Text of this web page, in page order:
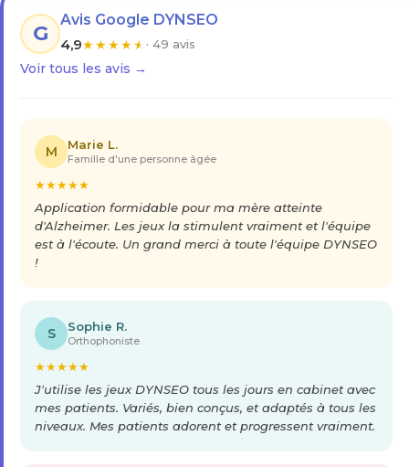
G
Avis Google DYNSEO
4,9★★★★★ · 49 avis
Voir tous les avis →
M Marie L.
Famille d'une personne âgée
★★★★★
Application formidable pour ma mère atteinte
d'Alzheimer. Les jeux la stimulent vraiment et l'équipe
est à l'écoute. Un grand merci à toute l'équipe DYNSEO
!
S Sophie R.
Orthophoniste
★★★★★
J'utilise les jeux DYNSEO tous les jours en cabinet avec
mes patients. Variés, bien conçus, et adaptés à tous les
niveaux. Mes patients adorent et progressent vraiment.